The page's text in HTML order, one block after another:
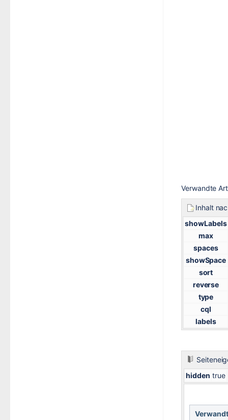
Verwandte
Inhalt
showLabels
max
spaces
showSpace
sort
reverse
type
cql
labels
hidden true